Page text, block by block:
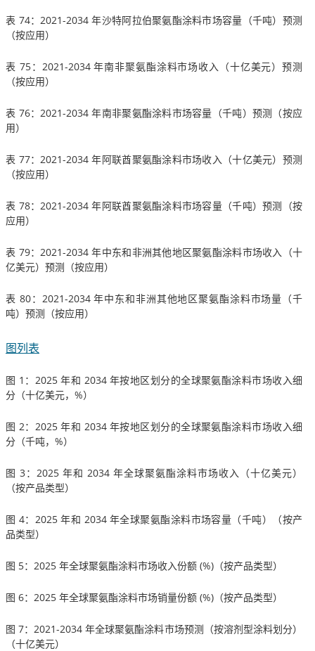
表 74：2021-2034 年沙特阿拉伯聚氨酯涂料市场容量（千吨）预测
（按应用）
表 75：2021-2034 年南非聚氨酯涂料市场收入（十亿美元）预测
（按应用）
表 76：2021-2034 年南非聚氨酯涂料市场容量（千吨）预测（按应
用）
表 77：2021-2034 年阿联酋聚氨酯涂料市场收入（十亿美元）预测
（按应用）
表 78：2021-2034 年阿联酋聚氨酯涂料市场容量（千吨）预测（按
应用）
表 79：2021-2034 年中东和非洲其他地区聚氨酯涂料市场收入（十
亿美元）预测（按应用）
表 80：2021-2034 年中东和非洲其他地区聚氨酯涂料市场量（千
吨）预测（按应用）
图列表
图 1：2025 年和 2034 年按地区划分的全球聚氨酯涂料市场收入细
分（十亿美元，%）
图 2：2025 年和 2034 年按地区划分的全球聚氨酯涂料市场收入细
分（千吨，%）
图 3：2025 年和 2034 年全球聚氨酯涂料市场收入（十亿美元）
（按产品类型）
图 4：2025 年和 2034 年全球聚氨酯涂料市场容量（千吨）（按产
品类型）
图 5：2025 年全球聚氨酯涂料市场收入份额 (%)（按产品类型）
图 6：2025 年全球聚氨酯涂料市场销量份额 (%)（按产品类型）
图 7：2021-2034 年全球聚氨酯涂料市场预测（按溶剂型涂料划分）
（十亿美元）